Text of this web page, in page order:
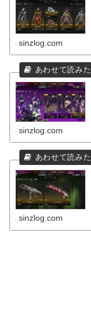
sinzlog.com
sinzlog.com
sinzlog.com